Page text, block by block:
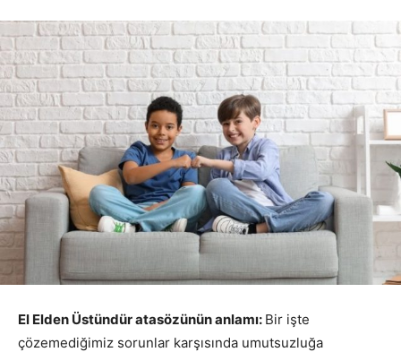
El Elden Üstündür atasözünün anlamı: Bir işte
çözemediğimiz sorunlar karşısında umutsuzluğa